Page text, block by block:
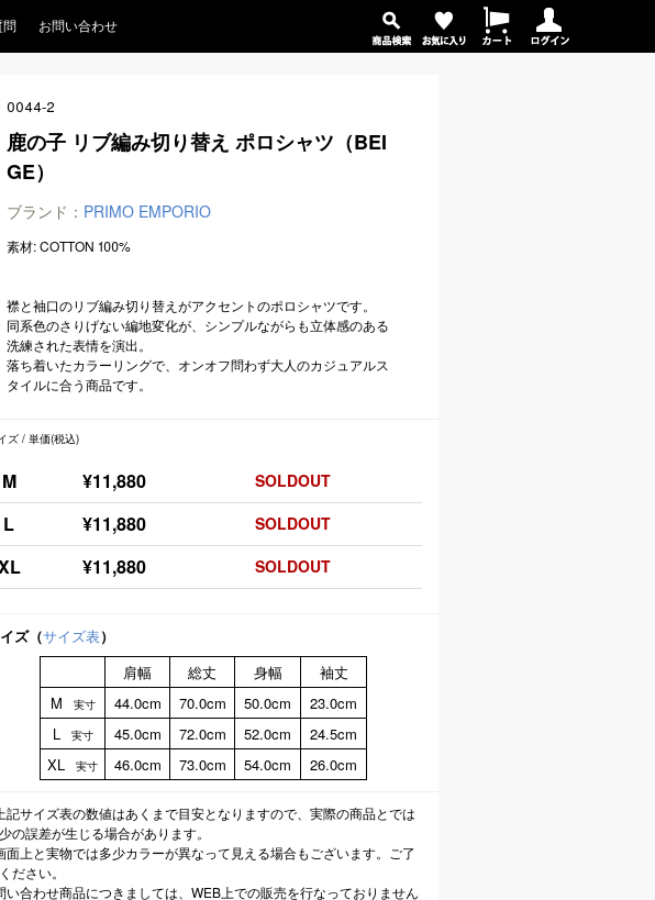
問 お問い合わせ
0044-2
鹿の子 リブ編み切り替え ポロシャツ（BEI
GE）
ブランド： PRIMO EMPORIO
素材: COTTON 100%
襟と袖口のリブ編み切り替えがアクセントのポロシャツです。
同系色のさりげない編地変化が、シンプルながらも立体感のある
洗練された表情を演出。
落ち着いたカラーリングで、オンオフ問わず大人のカジュアルス
タイルに合う商品です。
ズ / 単価(税込)
M ¥11,880 SOLDOUT
L ¥11,880 SOLDOUT
¥11,880 SOLDOUT
ズ（サイズ表）
肩幅
総丈 身幅
袖丈
M 実寸 44.0cm 70.0cm 50.0cm
23.0cm
L実寸 45.0cm 72.0cm 52.0cm
24.5cm
XL 実寸 46.0cm 73.0cm 54.0cm 26.0cm
記サイズ表の数値はあくまで目安となりますので、実際の商品とでは
の誤差が生じる場合があります。
面上と実物では多少カラーが異なって見える場合もございます。ご了
ださい。
い合わせ商品につきましては、WEB上での販売を行なっておりません